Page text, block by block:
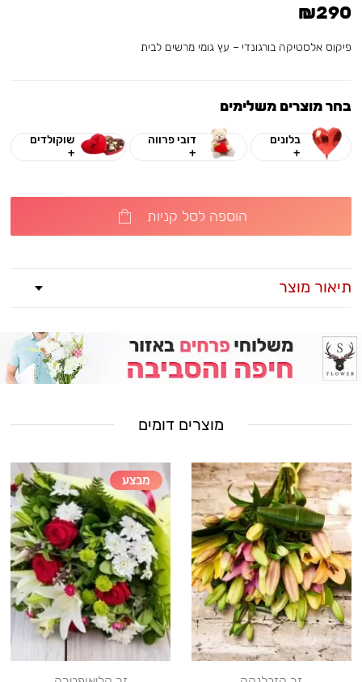
₪290
פיקוס אלסטיקה בורגונדי – עץ גומי מרשים לבית
בחר מוצרים משלימים
בלונים
+
דובי פרווה
+
שוקולדים
+
הוספה לסל קניות
תיאור מוצר
מוצרים דומים
מבצע